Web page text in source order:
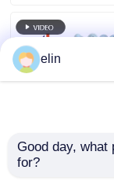
elin
Good day, what
for?